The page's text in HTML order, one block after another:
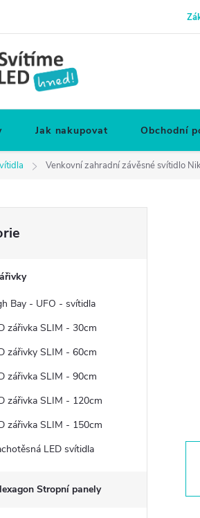
Jak nakupovat Obchodní
Venkovní zahradní závěsné svítidlo
Bay - UFO - svítidla
zářivka SLIM - 30cm
zářivky SLIM - 60cm
zářivka SLIM - 90cm
zářivka SLIM - 120cm
zářivka SLIM - 150cm
LED svítidla
Stropní panely